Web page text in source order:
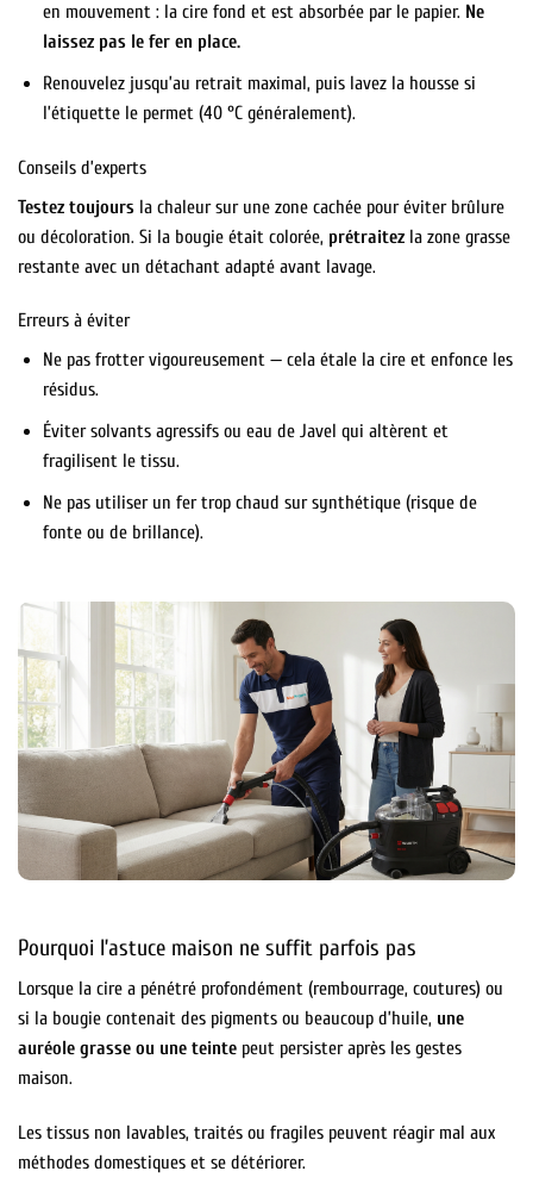
en mouvement : la cire fond et est absorbée par le papier. Ne
laissez pas le fer en place.
Renouvelez jusqu’au retrait maximal, puis lavez la housse si
l’étiquette le permet (40 °C généralement).
Conseils d’experts
Testez toujours la chaleur sur une zone cachée pour éviter brûlure
ou décoloration. Si la bougie était colorée, prétraitez la zone grasse
restante avec un détachant adapté avant lavage.
Erreurs à éviter
Ne pas frotter vigoureusement — cela étale la cire et enfonce les
résidus.
Éviter solvants agressifs ou eau de Javel qui altèrent et
fragilisent le tissu.
Ne pas utiliser un fer trop chaud sur synthétique (risque de
fonte ou de brillance).
Pourquoi l’astuce maison ne suffit parfois pas
Lorsque la cire a pénétré profondément (rembourrage, coutures) ou
si la bougie contenait des pigments ou beaucoup d’huile, une
auréole grasse ou une teinte peut persister après les gestes
maison.
Les tissus non lavables, traités ou fragiles peuvent réagir mal aux
méthodes domestiques et se détériorer.